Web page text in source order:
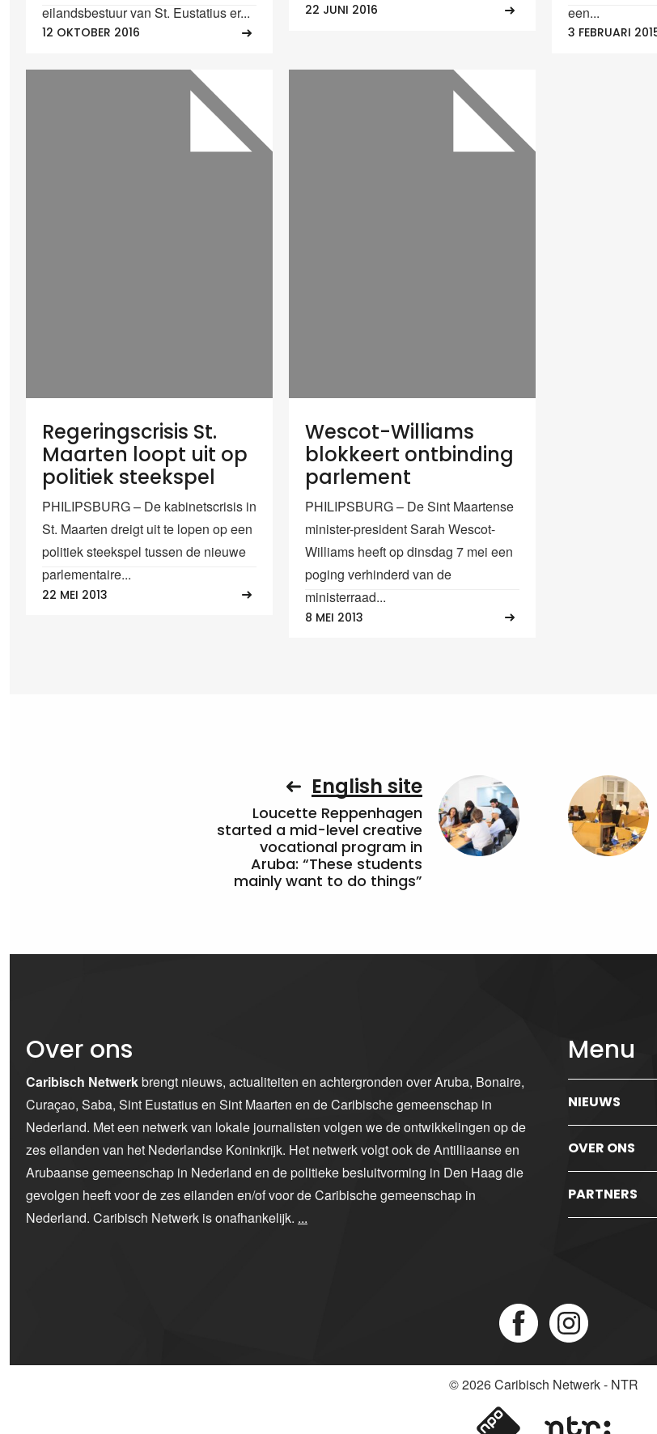
eilandsbestuur van St. Eustatius er...
12 OKTOBER 2016
22 JUNI 2016
een...
3 FEBRUARI
Regeringscrisis St.
Maarten loopt uit op
politiek steekspel
PHILIPSBURG – De kabinetscrisis in
St. Maarten dreigt uit te lopen op een
politiek steekspel tussen de nieuwe
parlementaire...
22 MEI 2013
Wescot-Williams
blokkeert ontbinding
parlement
PHILIPSBURG – De Sint Maartense
minister-president Sarah Wescot-
Williams heeft op dinsdag 7 mei een
poging verhinderd van de
ministerraad...
8 MEI 2013
English site
Loucette Reppenhagen
started a mid-level creative
vocational program in
Aruba: “These students
mainly want to do things”
Over ons
Caribisch Netwerkbrengt nieuws, actualiteiten en achtergronden over Aruba, Bonaire,
Curaçao, Saba, Sint Eustatius en Sint Maarten en de Caribische gemeenschap in
Nederland. Met een netwerk van lokale journalisten volgen we de ontwikkelingen op de
zes eilanden van het Nederlandse Koninkrijk. Het netwerk volgt ook de Antilliaanse en
Arubaanse gemeenschap in Nederland en de politieke besluitvorming in Den Haag die
gevolgen heeft voor de zes eilanden en/of voor de Caribische gemeenschap in
Nederland. Caribisch Netwerk is onafhankelijk. ...
Menu
NIEUWS
OVER ONS
PARTNERS
© 2026Caribisch Netwerk - NTR